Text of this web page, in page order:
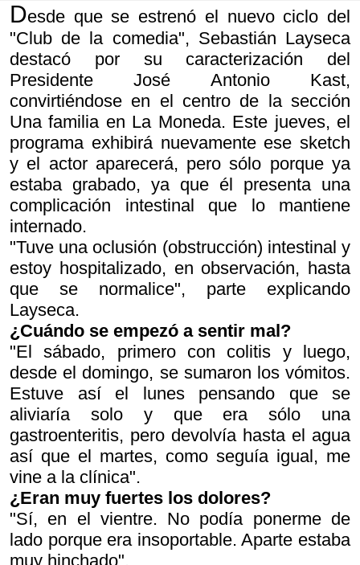
Desde que se estrenó el nuevo ciclo del
"Club de la comedia", Sebastián Layseca
destacó por su caracterización del
Presidente José Antonio Kast,
convirtiéndose en el centro de la sección
Una familia en La Moneda. Este jueves, el
programa exhibirá nuevamente ese sketch
y el actor aparecerá, pero sólo porque ya
estaba grabado, ya que él presenta una
complicación intestinal que lo mantiene
internado.
"Tuve una oclusión (obstrucción) intestinal y
estoy hospitalizado, en observación, hasta
que se normalice", parte explicando
Layseca.
¿Cuándo se empezó a sentir mal?
"El sábado, primero con colitis y luego,
desde el domingo, se sumaron los vómitos.
Estuve así el lunes pensando que se
aliviaría solo y que era sólo una
gastroenteritis, pero devolvía hasta el agua
así que el martes, como seguía igual, me
vine a la clínica".
¿Eran muy fuertes los dolores?
"Sí, en el vientre. No podía ponerme de
lado porque era insoportable. Aparte estaba
muy hinchado".